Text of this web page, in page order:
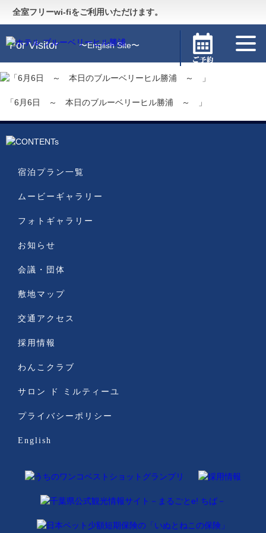
全室フリーwi-fiをご利用いただけます。
Guide 〜施設のご案内〜
For Visitor 〜English Site〜
「6月6日 ～ 本日のブルーベリーヒル勝浦 ～ 」
宿泊プラン一覧
ムービーギャラリー
フォトギャラリー
お知らせ
会議・団体
敷地マップ
交通アクセス
採用情報
わんこクラブ
サロン ド ミルティーユ
プライバシーポリシー
English